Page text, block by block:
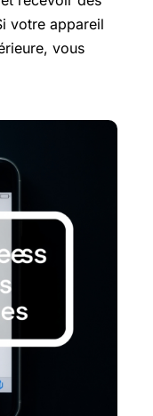
votre appareil
vous